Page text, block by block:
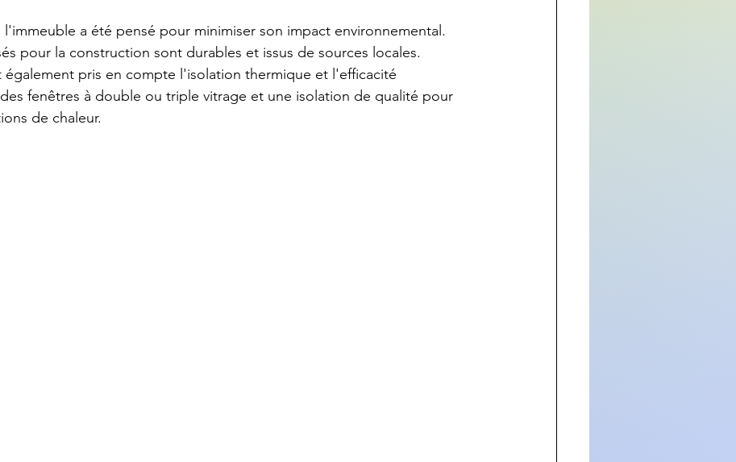
a été pensé pour minimiser son impact environnemental.
pour la construction sont durables et issus de sources locales.
également pris en compte l'isolation thermique et l'efficacité
fenêtres à double ou triple vitrage et une isolation de qualité pour
de chaleur.